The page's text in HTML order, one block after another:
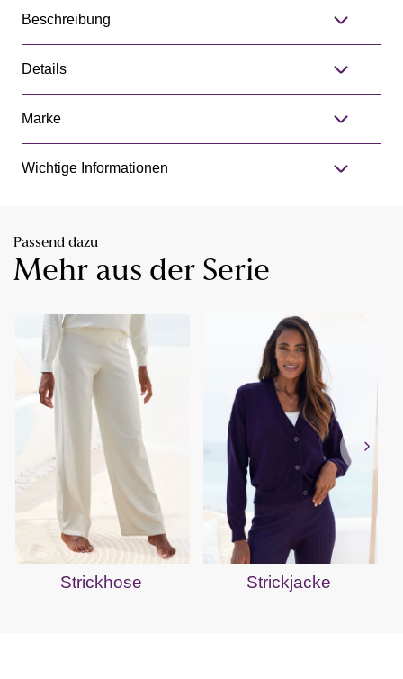
Beschreibung
Details
Marke
Wichtige Informationen
Passend dazu
Mehr aus der Serie
Strickhose Strickjacke